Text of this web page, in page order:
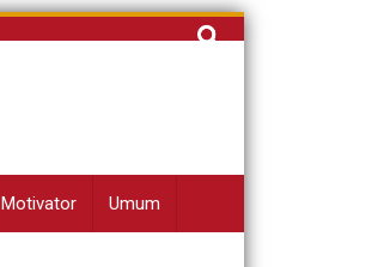
Cari
Motivator Umum